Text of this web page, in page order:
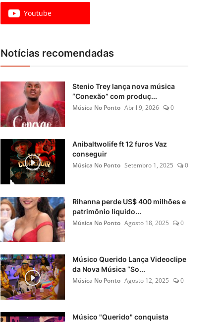
Youtube
Notícias recomendadas
Stenio Trey lança nova música
“Conexão” com produç...
Música No Ponto Abril 9, 2026 0
Anibaltwolife ft 12 furos Vaz
conseguir
Música No Ponto Setembro 1, 2025 0
Rihanna perde US$ 400 milhões e
patrimônio líquido...
Música No Ponto Agosto 18, 2025 0
Músico Querido Lança Videoclipe
da Nova Música “So...
Música No Ponto Agosto 12, 2025 0
Músico "Querido" conquista